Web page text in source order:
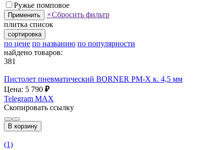
Ружье помповое
Применить ×Сбросить фильтр
плитка список
сортировка
по цене по названию по популярности
найдено товаров:
381
Пистолет пневматический BORNER PM-X к. 4,5 мм
Цена: 5 790 ₽
Telegram MAX
Скопировать ссылку
В корзину
(1)